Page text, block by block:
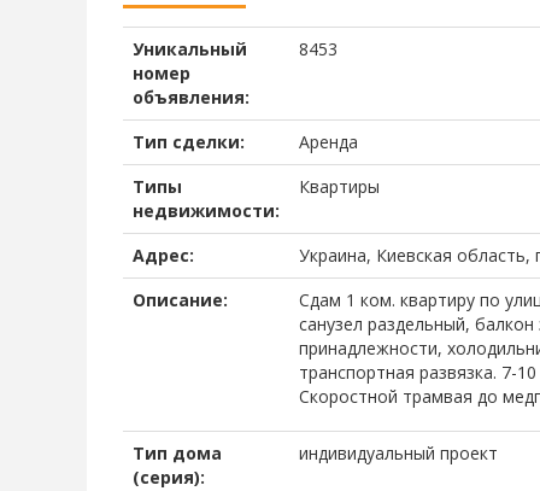
Уникальный
номер
объявления:
8453
Тип сделки:
Аренда
Типы
недвижимости:
Квартиры
Адрес:
Украина, Киевская область,
Описание:
Сдам 1 ком. квартиру по
санузел раздельный,
принадлежности,
транспортная развязка. 7-
Скоростной трамвая до
Тип дома
(серия):
индивидуальный проект